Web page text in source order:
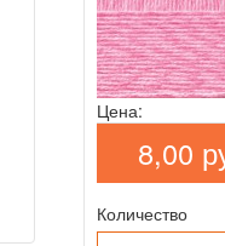
Цена:
8,00
Количество